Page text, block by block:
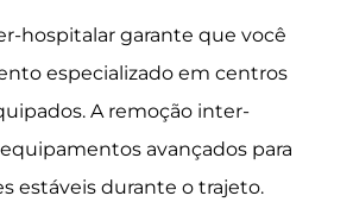
hospitalar garante que você
especializado em centros
A remoção inter-
avançados para
estáveis durante o trajeto.